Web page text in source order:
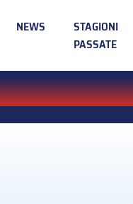
NEWS
STAGIONI
PASSATE